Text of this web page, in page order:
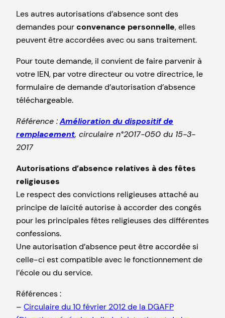
Les autres autorisations d’absence sont des
demandes pourconvenance personnelle, elles
peuvent être accordées avec ou sans traitement.
Pour toute demande, il convient de faire parvenir à
votre IEN, par votre directeur ou votre directrice, le
formulaire de demande d’autorisation d’absence
téléchargeable.
Référence :Amélioration du dispositif de
remplacement, circulaire n°2017-050 du 15-3-
2017
Autorisations d’absence relatives à des fêtes
religieuses
Le respect des convictions religieuses attaché au
principe de laïcité autorise à accorder des congés
pour les principales fêtes religieuses des différentes
confessions.
Une autorisation d’absence peut être accordée si
celle-ci est compatible avec le fonctionnement de
l’école ou du service.
Références :
– Circulaire du 10 février 2012 de la DGAFP